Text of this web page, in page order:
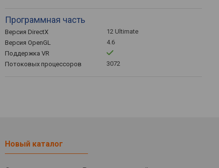
Программная часть
Версия DirectX
12 Ultimate
Версия OpenGL
4.6
Поддержка VR
Потоковых процессоров
3072
Новый каталог